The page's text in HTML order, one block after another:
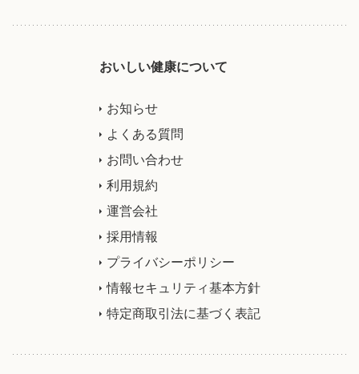
おいしい健康について
お知らせ
よくある質問
お問い合わせ
利用規約
運営会社
採用情報
プライバシーポリシー
情報セキュリティ基本方針
特定商取引法に基づく表記